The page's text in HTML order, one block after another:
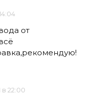
от
в 22:00